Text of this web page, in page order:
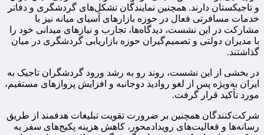
و تاجیکستان دارند. همچنین نمایندگان تشکل‌های گردشگری و دفاتر
خدمات مسافرتی فعال در حوزه بازارهای آسیای میانه نیز با
مشارکت در این نشست، دیدگاه‌ها، تجارب و نیازهای میدانی خود را
با مدیران دولتی و تصمیم‌گیران حوزه بازاریابی گردشگری در میان
گذاشتند.
در بخشی از این نشست، روند رو به رشد ورود گردشگران تاجیک به
ایران به‌ویژه پس از لغو روادید دوجانبه و افزایش پروازهای مستقیم،
مورد تأکید قرار گرفت.
شرکت‌کنندگان همچنین بر ضرورت تقویت تبلیغات هدفمند از طریق
رسانه‌ها و فعالیت‌های رویدادمحور، کاهش هزینه پکیج‌های سفر به